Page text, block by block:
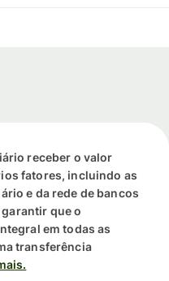
receber o valor
fatores, incluindo as
e da rede de bancos
que o
em todas as
transferência